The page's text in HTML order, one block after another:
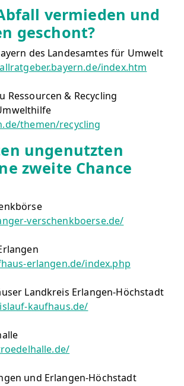
vermieden und
geschont?
des Landesamtes für Umwelt
index.htm
Ressourcen & Recycling
themen/recycling
ungenutzten
zweite Chance
verschenkboerse.de/
erlangen.de/index.php
Landkreis Erlangen-Höchstadt
kaufhaus.de/
und Erlangen-Höchstadt